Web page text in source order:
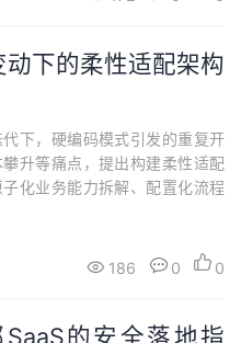
动下的柔性适配架构
下，硬编码模式引发的重复开
升等痛点，提出构建柔性适配
化业务能力拆解、配置化流程
、权限管控、版本管理等落地
影响范围，减少同质化重复开
186 0 0
的安全落地指